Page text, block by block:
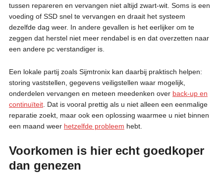
tussen repareren en vervangen niet altijd zwart-wit. Soms is een
voeding of SSD snel te vervangen en draait het systeem
dezelfde dag weer. In andere gevallen is het eerlijker om te
zeggen dat herstel niet meer rendabel is en dat overzetten naar
een andere pc verstandiger is.
Een lokale partij zoals Sijmtronix kan daarbij praktisch helpen:
storing vaststellen, gegevens veiligstellen waar mogelijk,
onderdelen vervangen en meteen meedenken over back-up en
continuïteit. Dat is vooral prettig als u niet alleen een eenmalige
reparatie zoekt, maar ook een oplossing waarmee u niet binnen
een maand weer hetzelfde probleem hebt.
Voorkomen is hier echt goedkoper
dan genezen